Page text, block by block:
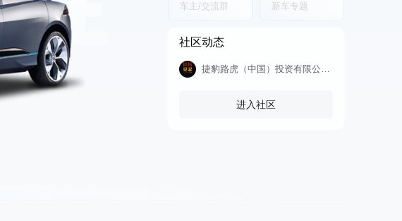
车主/交流群 新车专题
社区动态
捷豹路虎（中国）投资有限公司、捷豹路虎（宁波）贸易有限公司根据《缺陷汽车产品召回管理条例》《缺陷汽车产品召回管理条例实施办法》的要求，向国家市场监督管理总局备案
进入社区